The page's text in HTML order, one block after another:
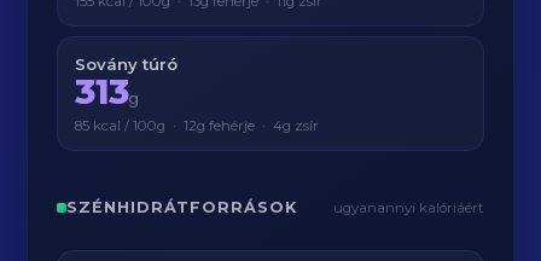
Sovány túró
313g
85 kcal / 100g · 12g fehérje · 4g zsír
SZÉNHIDRÁTFORRÁSOK ugyanannyi kalóriáért